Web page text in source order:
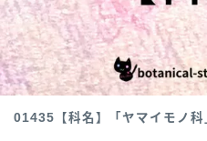
01435【科名】「ヤマイモノ科